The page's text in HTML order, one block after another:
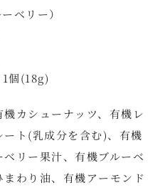
ベリー）
個(18g)
カシューナッツ、有機レ
ト(乳成分を含む)、有機
リー果汁、有機ブルーベ
わり油、有機アーモンド